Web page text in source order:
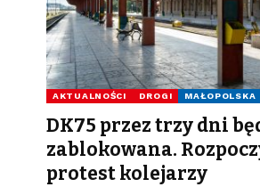
AKTUALNOŚCI DROGI MAŁOPOLSKA
DK75 przez trzy dni
zablokowana.
protest kolejarzy